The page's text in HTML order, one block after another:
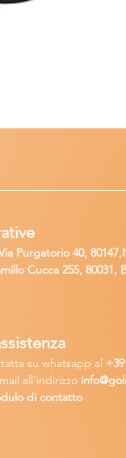
Purgatorio 40,
Cucca 255, 80031,
su whatsapp al +
ail all'indirizzo in
di contatto